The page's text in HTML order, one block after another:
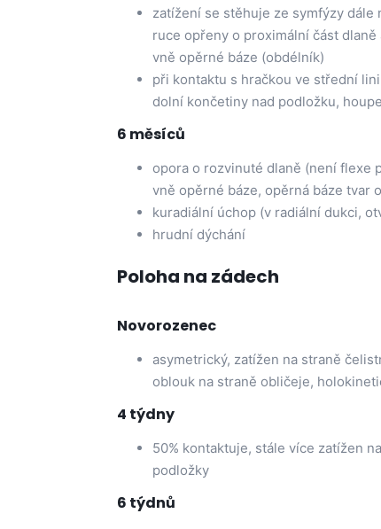
zatížení se stěhuje ze symfýzy
ruce opřeny o proximální část
vně opěrné báze (obdélník)
při kontaktu s hračkou ve střední
dolní končetiny nad podložku,
6 měsíců
opora o rozvinuté dlaně (není flexe
vně opěrné báze, opěrná báze tvar
kuradiální úchop (v radiální dukci,
hrudní dýchání
Poloha na zádech
Novorozenec
asymetrický, zatížen na straně
oblouk na straně obličeje,
4 týdny
50% kontaktuje, stále více zatížen
podložky
6 týdnů